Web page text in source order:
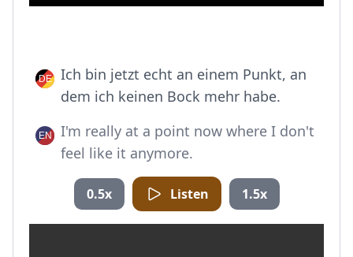
Ich bin jetzt echt an einem Punkt, an
dem ich keinen Bock mehr habe.
I'm really at a point now where I don't
feel like it anymore.
0.5x Listen 1.5x